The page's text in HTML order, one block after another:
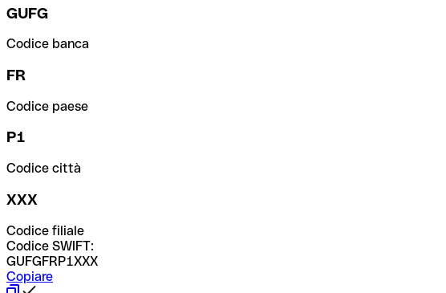
GUFG
Codice banca
FR
Codice paese
P1
Codice città
XXX
Codice filiale
Codice SWIFT:
GUFGFRP1XXX
Copiare